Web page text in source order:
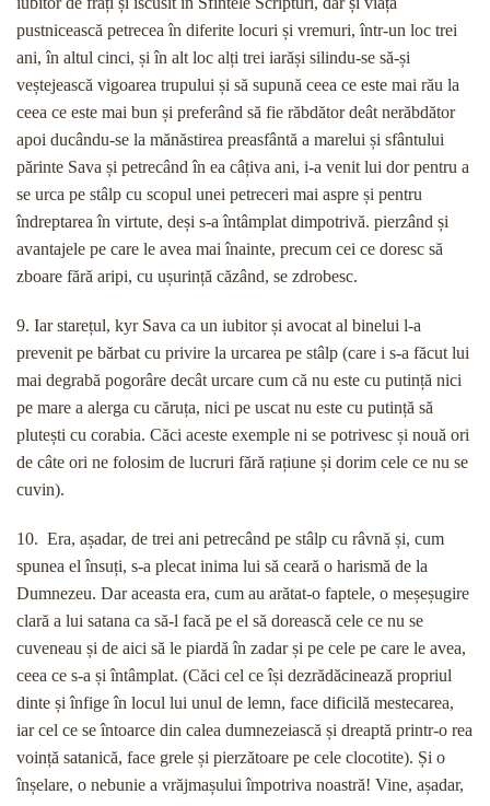
pustnicească petrecea în diferite locuri și vremuri, într-un loc trei
ani, în altul cinci, și în alt loc alți trei iarăși silindu-se să-și
veștejească vigoarea trupului și să supună ceea ce este mai rău la
ceea ce este mai bun și preferând să fie răbdător deât nerăbdător
apoi ducându-se la mănăstirea preasfântă a marelui și sfântului
părinte Sava și petrecând în ea câțiva ani, i-a venit lui dor pentru a
se urca pe stâlp cu scopul unei petreceri mai aspre și pentru
îndreptarea în virtute, deși s-a întâmplat dimpotrivă. pierzând și
avantajele pe care le avea mai înainte, precum cei ce doresc să
zboare fără aripi, cu ușurință căzând, se zdrobesc.
9. Iar starețul, kyr Sava ca un iubitor și avocat al binelui l-a
prevenit pe bărbat cu privire la urcarea pe stâlp (care i s-a făcut lui
mai degrabă pogorâre decât urcare cum că nu este cu putință nici
pe mare a alerga cu căruța, nici pe uscat nu este cu putință să
plutești cu corabia. Căci aceste exemple ni se potrivesc și nouă ori
de câte ori ne folosim de lucruri fără rațiune și dorim cele ce nu se
cuvin).
10. Era, așadar, de trei ani petrecând pe stâlp cu râvnă și, cum
spunea el însuți, s-a plecat inima lui să ceară o harismă de la
Dumnezeu. Dar aceasta era, cum au arătat-o faptele, o meșeșugire
clară a lui satana ca să-l facă pe el să dorească cele ce nu se
cuveneau și de aici să le piardă în zadar și pe cele pe care le avea,
ceea ce s-a și întâmplat. (Căci cel ce își dezrădăcinează propriul
dinte și înfige în locul lui unul de lemn, face dificilă mestecarea,
iar cel ce se întoarce din calea dumnezeiască și dreaptă printr-o rea
voință satanică, face grele și pierzătoare pe cele clocotite). Și o
înșelare, o nebunie a vrăjmașului împotriva noastră! Vine, așadar,